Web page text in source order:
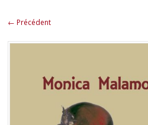
principal
← Précédent